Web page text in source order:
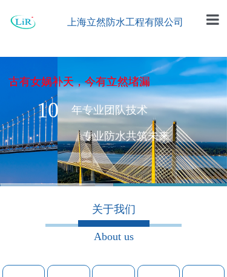
公
工
企
留
上海立然防水工程有限公司
10 年专业团队技术
专业防水共筑未来
古有女娲补天，今有立然堵漏
关于我们
About us